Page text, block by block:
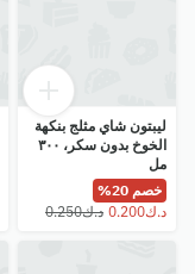
ليبتون شاي مثلج بنكهة
الخوخ بدون سكر، ٣٠٠
مل
خصم 20%